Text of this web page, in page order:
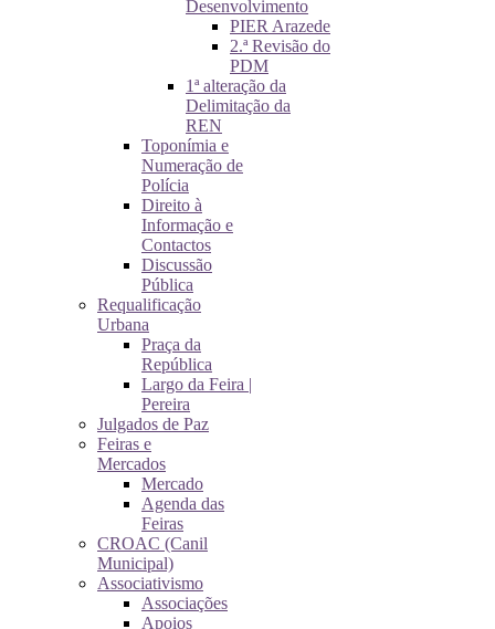
Desenvolvimento
PIER Arazede
2.ª Revisão do
PDM
1ª alteração da
Delimitação da
REN
Toponímia e
Numeração de
Polícia
Direito à
Informação e
Contactos
Discussão
Pública
Requalificação
Urbana
Praça da
República
Largo da Feira |
Pereira
Julgados de Paz
Feiras e
Mercados
Mercado
Agenda das
Feiras
CROAC (Canil
Municipal)
Associativismo
Associações
Apoios